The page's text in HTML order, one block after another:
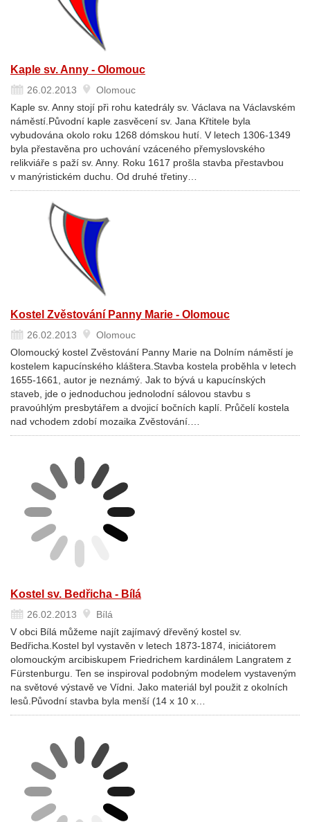
Kaple sv. Anny - Olomouc
26.02.2013
Olomouc
Kaple sv. Anny stojí při rohu katedrály sv. Václava na Václavském
náměstí.Původní kaple zasvěcení sv. Jana Křtitele byla
vybudována okolo roku 1268 dómskou hutí. V letech 1306-1349
byla přestavěna pro uchování vzáceného přemyslovského
relikviáře s paží sv. Anny. Roku 1617 prošla stavba přestavbou
v manýristickém duchu. Od druhé třetiny…
Kostel Zvěstování Panny Marie - Olomouc
26.02.2013
Olomouc
Olomoucký kostel Zvěstování Panny Marie na Dolním náměstí je
kostelem kapucínského kláštera.Stavba kostela proběhla v letech
1655-1661, autor je neznámý. Jak to bývá u kapucínských
staveb, jde o jednoduchou jednolodní sálovou stavbu s
pravoúhlým presbytářem a dvojicí bočních kaplí. Průčelí kostela
nad vchodem zdobí mozaika Zvěstování.…
Kostel sv. Bedřicha - Bílá
26.02.2013
Bílá
V obci Bílá můžeme najít zajímavý dřevěný kostel sv.
Bedřicha.Kostel byl vystavěn v letech 1873-1874, iniciátorem
olomouckým arcibiskupem Friedrichem kardinálem Langratem z
Fürstenburgu. Ten se inspiroval podobným modelem vystaveným
na světové výstavě ve Vídni. Jako materiál byl použit z okolních
lesů.Původní stavba byla menší (14 x 10 x…